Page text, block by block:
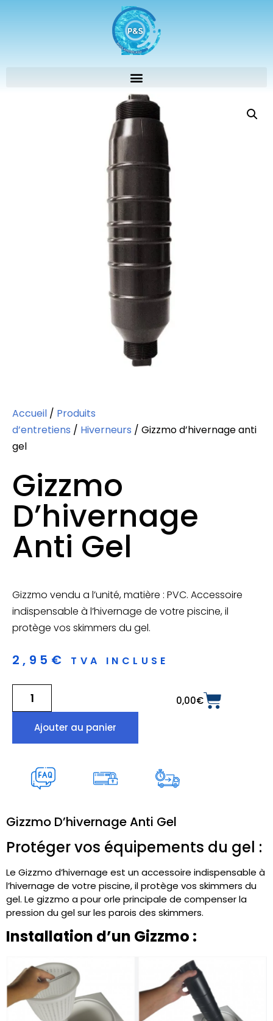
Accueil / Produits
d’entretiens / Hiverneurs / Gizzmo d’hivernage anti
gel
Gizzmo
D’hivernage
Anti Gel
Gizzmo vendu a l’unité, matière : PVC. Accessoire
indispensable à l’hivernage de votre piscine, il
protège vos skimmers du gel.
2,95 € TVA INCLUSE
Ajouter au panier
0,00€
Gizzmo D’hivernage Anti Gel
Protéger vos équipements du gel :
Le Gizzmo d’hivernage est un accessoire indispensable à
l’hivernage de votre piscine, il protège vos skimmers du
gel. Le gizzmo a pour orle principale de compenser la
pression du gel sur les parois des skimmers.
Installation d’un Gizzmo :